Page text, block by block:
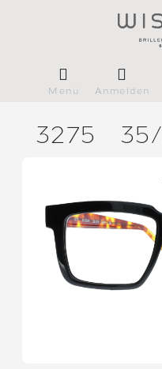
Menü Anmelden
3275 35/